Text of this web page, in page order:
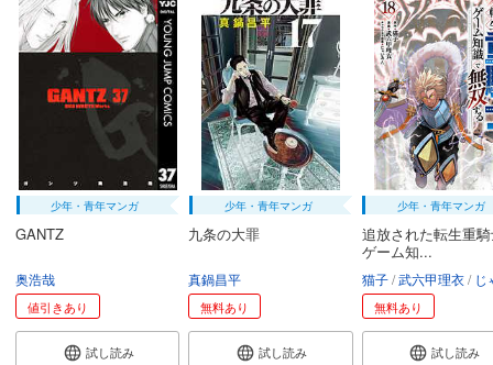
少年・青年マンガ
GANTZ
奥浩哉
値引きあり
試し読み
少年・青年マンガ
九条の大罪
真鍋昌平
無料あり
試し読み
少年・青年マンガ
追放された転生重
ゲーム知...
猫子 武六甲理衣 じゃ
無料あり
試し読み